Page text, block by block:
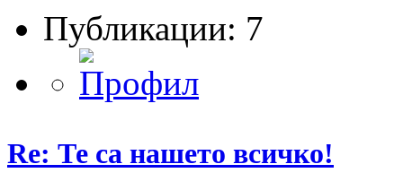
Публикации: 7
Re: Те са нашето всичко!